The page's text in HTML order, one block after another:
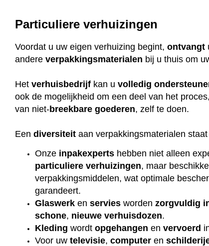
Particuliere verhuizingen
Voordat u uw eigen verhuizing begint,ontvangt
andereverpakkingsmaterialen bij u thuis om
Hetverhuisbedrijf kan uvolledig
ook de mogelijkheid om een deel van het
van niet-breekbare goederen, zelf te doen.
Eendiversiteit aan verpakkingsmaterialen
Onze inpakexperts hebben niet alleen
particuliere verhuizingen, maar
verpakkingsmiddelen, wat optimale
garandeert.
Glaswerk enservies wordenzorgvuldig
schone, nieuwe verhuisdozen.
Kleding wordtopgehangen envervoerd
Voor uwtelevisie,computer en